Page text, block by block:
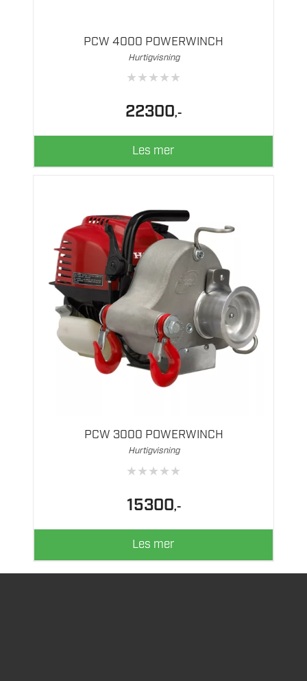
PCW 4000 POWERWINCH
Hurtigvisning
★★★★★
22300,-
Les mer
PCW 3000 POWERWINCH
Hurtigvisning
★★★★★
15300,-
Les mer